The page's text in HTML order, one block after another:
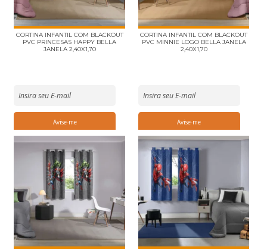
CORTINA INFANTIL COM BLACKOUT
PVC PRINCESAS HAPPY BELLA
JANELA 2,40X1,70
CORTINA INFANTIL COM BLACKOUT
PVC MINNIE LOGO BELLA JANELA
2,40X1,70